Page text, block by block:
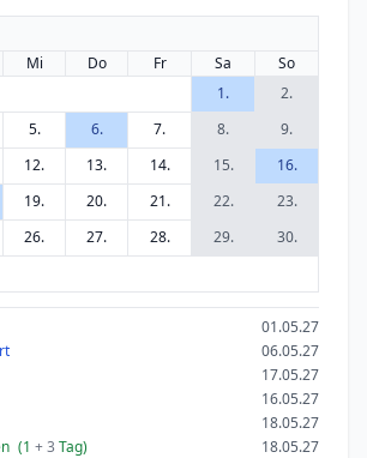
Mi Do Fr Sa
So
1.
2.
5. 6. 7. 8.
9.
12. 13. 14. 15.
16.
19. 20. 21. 22.
23.
26. 27. 28. 29.
30.
01.05.27
06.05.27
17.05.27
16.05.27
18.05.27
(1 + 3 Tag)
18.05.27